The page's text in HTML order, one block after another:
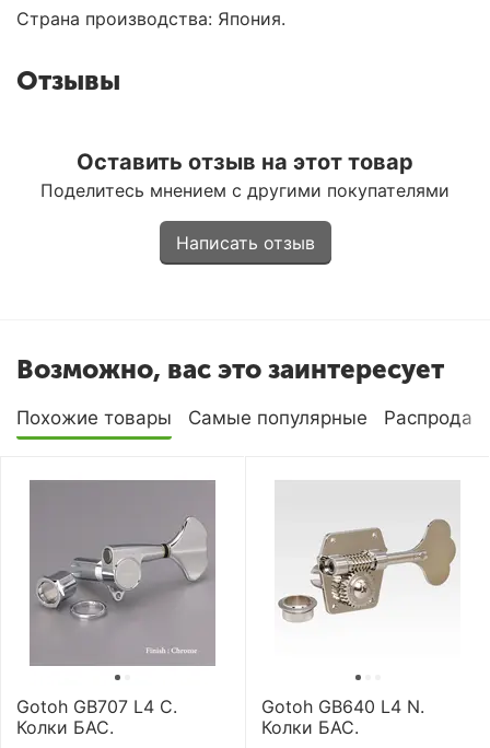
Страна производства: Япония.
Отзывы
Оставить отзыв на этот товар
Поделитесь мнением с другими покупателями
Написать отзыв
Возможно, вас это заинтересует
Похожие товары Самые популярные
Gotoh GB707 L4 C.
Колки БАС.
Gotoh GB640 L4 N.
Колки БАС.